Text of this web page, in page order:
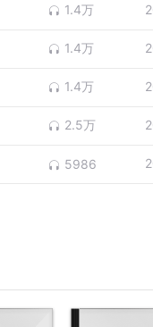
1.4万
1.4万
1.4万
2.5万
5986